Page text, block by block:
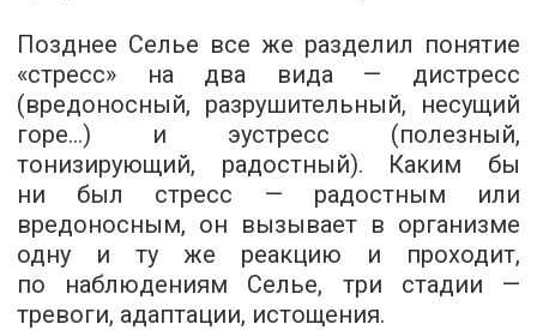
Позднее Селье все же разделил понятие
«стресс» на два вида — дистресс
(вредоносный, разрушительный, несущий
горе...) и эустресс (полезный,
тонизирующий, радостный). Каким бы
ни был стресс — радостным или
вредоносным, он вызывает в организме
одну и ту же реакцию и проходит,
по наблюдениям Селье, три стадии —
тревоги, адаптации, истощения.